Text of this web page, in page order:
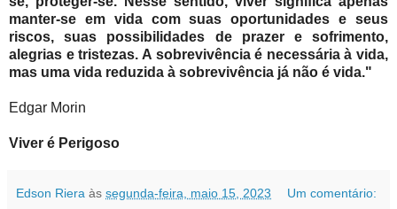
manter-se em vida com suas oportunidades e seus
riscos, suas possibilidades de prazer e sofrimento,
alegrias e tristezas. A sobrevivência é necessária à vida,
mas uma vida reduzida à sobrevivência já não é vida."
Edgar Morin
Viver é Perigoso
Edson Riera às segunda-feira, maio 15, 2023 Um comentário: